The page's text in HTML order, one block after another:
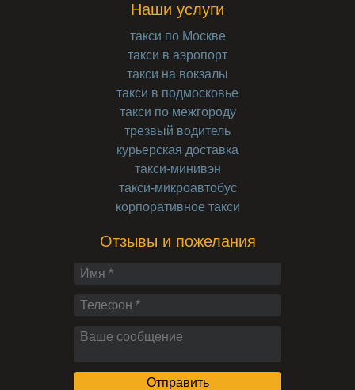
Наши услуги
такси по Москве
такси в аэропорт
такси на вокзалы
такси в подмосковье
такси по межгороду
трезвый водитель
курьерская доставка
такси-минивэн
такси-микроавтобус
корпоративное такси
Отзывы и пожелания